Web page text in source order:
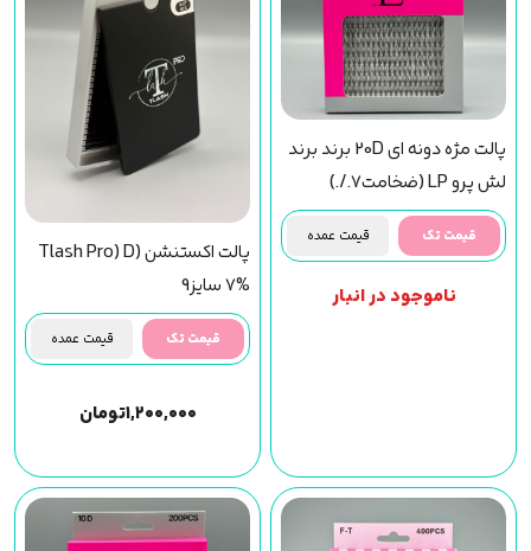
پالت مژه دونه ای 20D برند برند
لش پرو LP (ضخامت7./.)
سایز12
قیمت تک قیمت عمده
ناموجود در انبار
پالت اکستنشن (Tlash Pro) D
7% سایز9
قیمت تک قیمت عمده
۱,۲۰۰,۰۰۰تومان